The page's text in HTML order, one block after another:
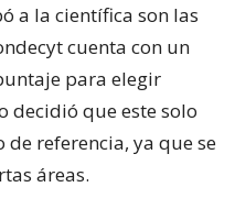
a la científica son las
cuenta con un
para elegir
decidió que este solo
referencia, ya que se
áreas.